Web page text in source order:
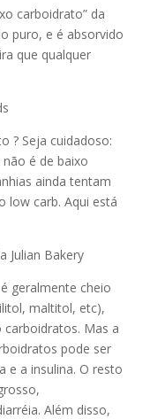
carboidrato” da
puro, e é absorvido
que qualquer
? Seja cuidadoso:
é de baixo
ainda tentam
low carb. Aqui está
Julian Bakery
geralmente cheio
maltitol, etc),
Mas a
pode ser
e a insulina. O resto
Além disso,